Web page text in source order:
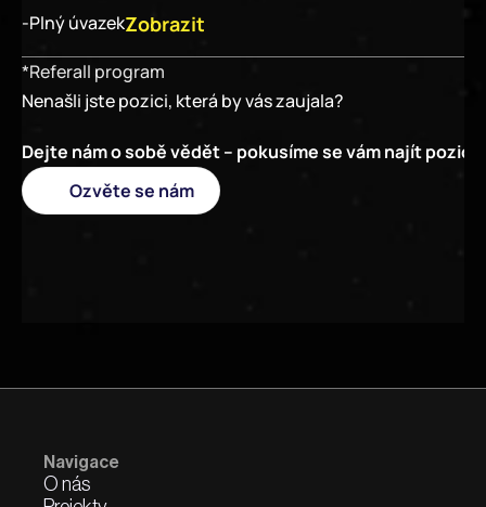
-Plný úvazekZobrazit
*Referall program
Nenašli jste pozici, která by vás zaujala?
Dejte nám o sobě vědět – pokusíme se vám najít pozici
Ozvěte se nám
Navigace
O nás